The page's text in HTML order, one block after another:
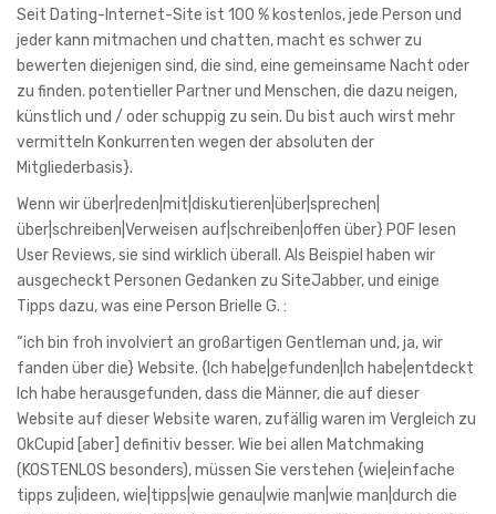
Seit Dating-Internet-Site ist 100 % kostenlos, jede Person und
jeder kann mitmachen und chatten, macht es schwer zu
bewerten diejenigen sind, die sind, eine gemeinsame Nacht oder
zu finden. potentieller Partner und Menschen, die dazu neigen,
künstlich und / oder schuppig zu sein. Du bist auch wirst mehr
vermitteln Konkurrenten wegen der absoluten der
Mitgliederbasis}.
Wenn wir über|reden|mit|diskutieren|über|sprechen|
über|schreiben|Verweisen auf|schreiben|offen über} POF lesen
User Reviews, sie sind wirklich überall. Als Beispiel haben wir
ausgecheckt Personen Gedanken zu SiteJabber, und einige
Tipps dazu, was eine Person Brielle G. :
“ich bin froh involviert an großartigen Gentleman und, ja, wir
fanden über die} Website. {Ich habe|gefunden|Ich habe|entdeckt
Ich habe herausgefunden, dass die Männer, die auf dieser
Website auf dieser Website waren, zufällig waren im Vergleich zu
OkCupid [aber] definitiv besser. Wie bei allen Matchmaking
(KOSTENLOS besonders), müssen Sie verstehen {wie|einfache
tipps zu|ideen, wie|tipps|wie genau|wie man|wie man|durch die